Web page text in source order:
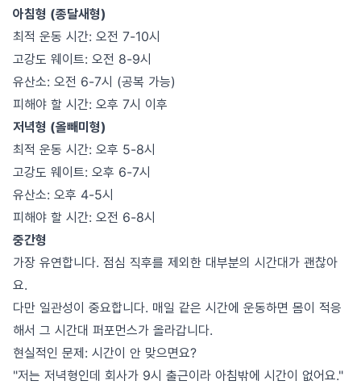
아침형 (종달새형)
최적 운동 시간: 오전 7-10시
고강도 웨이트: 오전 8-9시
유산소: 오전 6-7시 (공복 가능)
피해야 할 시간: 오후 7시 이후
저녁형 (올빼미형)
최적 운동 시간: 오후 5-8시
고강도 웨이트: 오후 6-7시
유산소: 오후 4-5시
피해야 할 시간: 오전 6-8시
중간형
가장 유연합니다. 점심 직후를 제외한 대부분의 시간대가 괜찮아
요.
다만 일관성이 중요합니다. 매일 같은 시간에 운동하면 몸이 적응
해서 그 시간대 퍼포먼스가 올라갑니다.
현실적인 문제: 시간이 안 맞으면요?
"저는 저녁형인데 회사가 9시 출근이라 아침밖에 시간이 없어요."